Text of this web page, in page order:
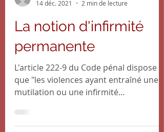
14 déc. 2021
2 min de lecture
La notion d'infirmité
permanente
que "les violences ayant entraîné une